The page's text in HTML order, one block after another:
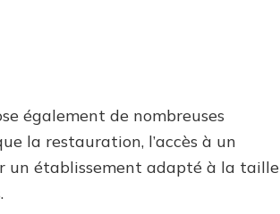
également de nombreuses
la restauration, l’accès à un
un établissement adapté à la taille